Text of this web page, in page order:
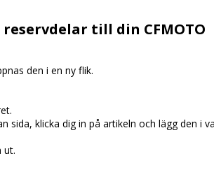
till din CFMOTO
den i en ny flik.
sida, klicka dig in på artikeln och lägg den i
ut.